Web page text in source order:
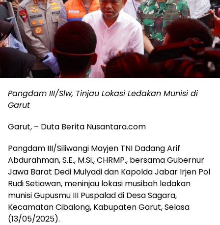
Pangdam III/Slw, Tinjau Lokasi Ledakan Munisi di
Garut
Garut, – Duta Berita Nusantara.com
Pangdam III/Siliwangi Mayjen TNI Dadang Arif
Abdurahman, S.E., M.Si., CHRMP., bersama Gubernur
Jawa Barat Dedi Mulyadi dan Kapolda Jabar Irjen Pol
Rudi Setiawan, meninjau lokasi musibah ledakan
munisi Gupusmu III Puspalad di Desa Sagara,
Kecamatan Cibalong, Kabupaten Garut, Selasa
(13/05/2025).